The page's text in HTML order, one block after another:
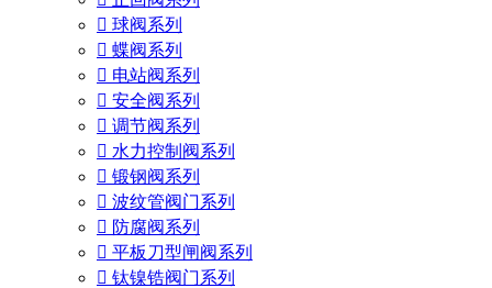
 球阀系列
 蝶阀系列
 电站阀系列
 安全阀系列
 调节阀系列
 水力控制阀系列
 锻钢阀系列
 波纹管阀门系列
 防腐阀系列
 平板刀型闸阀系列
 钛镍锆阀门系列